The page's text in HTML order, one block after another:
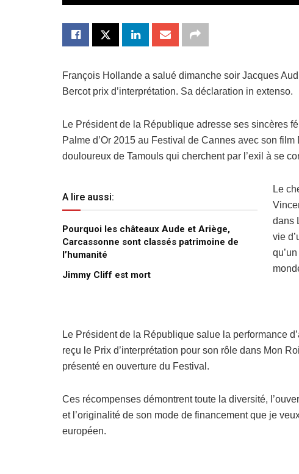
François Hollande a salué dimanche soir Jacques
Bercot prix d’interprétation. Sa déclaration in extenso.
Le Président de la République adresse ses sincères
Palme d’Or 2015 au Festival de Cannes avec son
douloureux de Tamouls qui cherchent par l’exil à se
A lire aussi:
Pourquoi les châteaux Aude et Ariège,
Carcassonne sont classés patrimoine de
l’humanité
Jimmy Cliff est mort
Le
dans
vie
Le Président de la République salue la performance
reçu le Prix d’interprétation pour son rôle dans Mon
présenté en ouverture du Festival.
Ces récompenses démontrent toute la diversité,
et l’originalité de son mode de financement que je
européen.